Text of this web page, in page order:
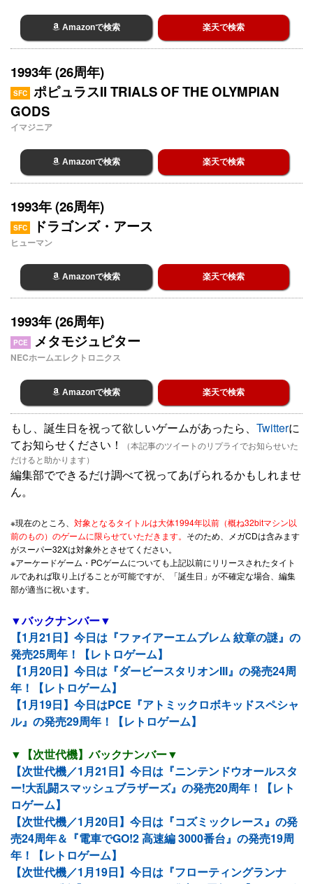
Amazonで検索 楽天で検索
1993年 (26周年)
SFC
ポピュラスII TRIALS OF THE OLYMPIAN
GODS
イマジニア
Amazonで検索 楽天で検索
1993年 (26周年)
SFC ドラゴンズ・アース
ヒューマン
Amazonで検索 楽天で検索
1993年 (26周年)
PCE メタモジュピター
NECホームエレクトロニクス
Amazonで検索 楽天で検索
もし、誕生日を祝って欲しいゲームがあったら、 Twitterに
てお知らせください！
（本記事のツイートのリプライでお知らせいた
だけると助かります）
編集部でできるだけ調べて祝ってあげられるかもしれませ
ん。
※現在のところ、 対象となるタイトルは大体1994年以前（概ね32bitマシン以
前のもの）のゲームに限らせていただきます。 そのため、メガCDは含みます
がスーパー32Xは対象外とさせてください。
※アーケードゲーム・PCゲームについても上記以前にリリースされたタイト
ルであれば取り上げることが可能ですが、「誕生日」が不確定な場合、編集
部が適当に祝います。
▼バックナンバー▼
【1月21日】今日は『ファイアーエムブレム 紋章の謎』の
発売25周年！【レトロゲーム】
【1月20日】今日は『ダービースタリオンIII』の発売24周
年！【レトロゲーム】
【1月19日】今日はPCE『アトミックロボキッドスペシャ
ル』の発売29周年！【レトロゲーム】
▼【次世代機】バックナンバー▼
【次世代機／1月21日】今日は『ニンテンドウオールスタ
ー!大乱闘スマッシュブラザーズ』の発売20周年！【レト
ロゲーム】
【次世代機／1月20日】今日は『コズミックレース』の発
売24周年＆『電車でGO!2 高速編 3000番台』の発売19周
年！【レトロゲーム】
【次世代機／1月19日】今日は『フローティングランナ